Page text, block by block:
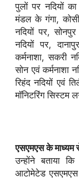
पुलों पर नदियों
मंडल के गंगा,
नदियों पर,
नदियों पर,
कर्मनाशा, सकरी
सोन एवं कर्मनाशा
रिहंद नदियों एवं
मॉनिटरिंग सिस्टम
एसएमएस के माध्यम
उन्होंने बताया
आटोमेटेड एसएमएस